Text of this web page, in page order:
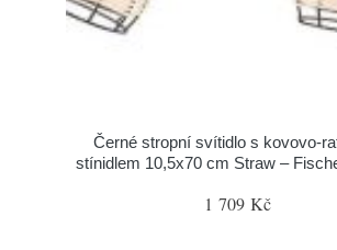
Černé stropní svítidlo s kovovo-
stínidlem 10,5x70 cm Straw –
1 709 Kč